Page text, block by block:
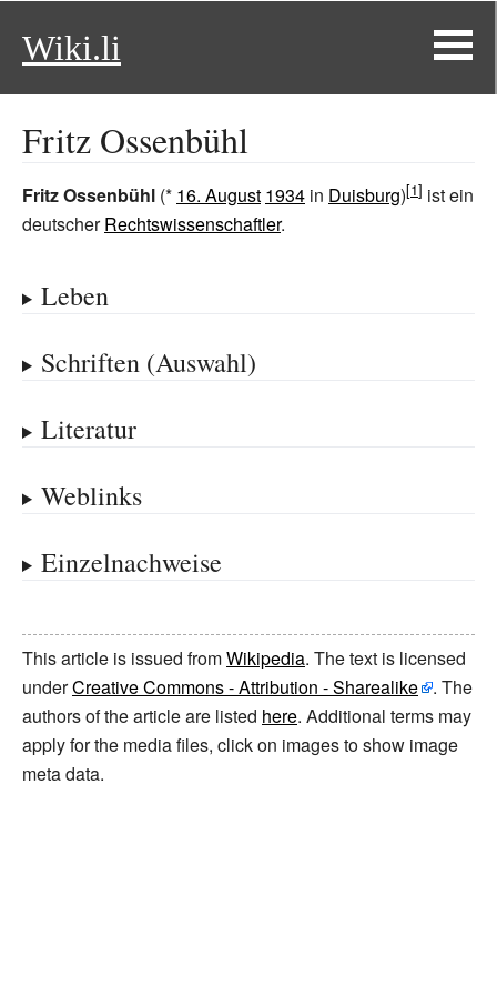
Wiki.li
Fritz Ossenbühl
Fritz Ossenbühl (* 16. August 1934 in Duisburg)
ist ein
deutscherRechtswissenschaftler.
Leben
Schriften (Auswahl)
Literatur
Weblinks
Einzelnachweise
This article is issued fromWikipedia. The text is licensed
underCreative Commons - Attribution - Sharealike
. The
authors of the article are listed here. Additional terms may
apply for the media files, click on images to show image
meta data.